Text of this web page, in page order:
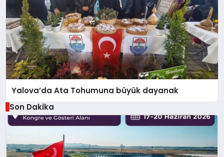
Yalova’da Ata Tohumuna büyük dayanak
Son Dakika